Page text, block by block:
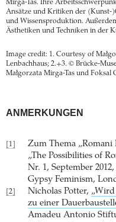
Mirga-Tas. Ihre
Ansätze und Kritiken der (Kunst-
und Wissensproduktion.
Ästhetiken und Techniken in der
Image credit: 1. Courtesy of
Lenbachhaus; 2.+3. © Brücke-
Małgorzata Mirga-Tas und Foksal
ANMERKUNGEN
[1]
Zum Thema „Romani
„The Possibilities of
Nr. 1, September
Gypsy Feminism,
[2] Nicholas Potter,
zu einer
Amadeu Antonio